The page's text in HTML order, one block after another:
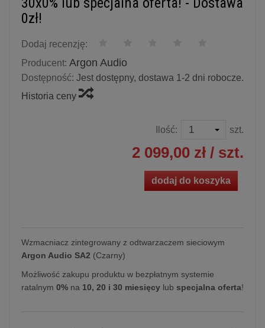
0zł!
Dodaj recenzję:
Producent: Argon Audio
Dostępność: Jest dostępny, dostawa 1-2 dni robocze.
Historia ceny
Ilość: szt.
2 099,00 zł / szt.
dodaj do koszyka
Wzmacniacz zintegrowany z odtwarzaczem sieciowym
Argon Audio SA2 (Czarny)
Możliwość zakupu produktu w bezpłatnym systemie
ratalnym 0% na 10, 20 i 30 miesięcy lub specjalna oferta!